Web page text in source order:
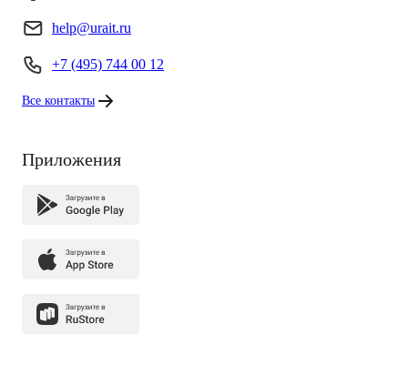
help@urait.ru
+7 (495) 744 00 12
Все контакты
Приложения